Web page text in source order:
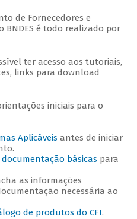
de Fornecedores e
BNDES é todo realizado por
ter acesso aos tutoriais,
links para download
iniciais para o
Aplicáveis antes de iniciar
documentação básicas para
as informações
necessária ao
de produtos do CFI.